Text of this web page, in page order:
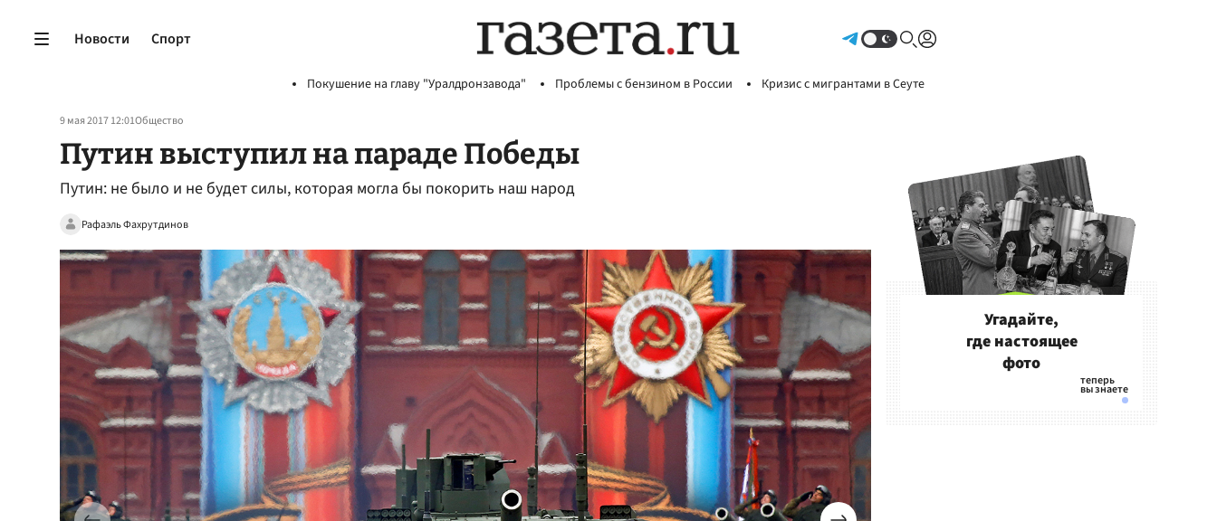
Новости Спорт
Покушение на главу "Уралдронзавода" Проблемы с бензином в России Кризис с мигрантами в Сеуте
9 мая 2017 12:01Общество
Путин выступил на параде Победы
Путин: не было и не будет силы, которая могла бы покорить наш народ
Рафаэль Фахрутдинов
Угадайте,
где настоящее
фото